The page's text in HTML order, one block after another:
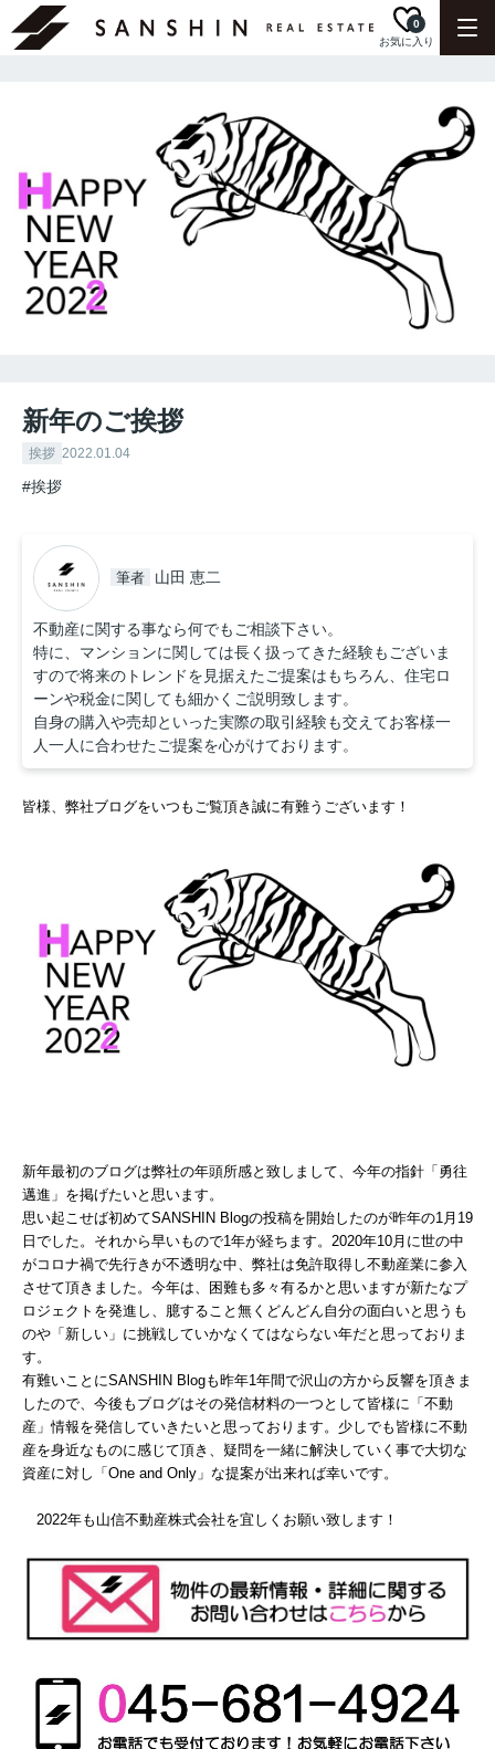
お気に入り
0
新年のご挨拶
挨拶 2022.01.04
#挨拶
筆者 山田 恵二
不動産に関する事なら何でもご相談下さい。
特に、マンションに関しては長く扱ってきた経験もございま
すので将来のトレンドを見据えたご提案はもちろん、住宅ロ
ーンや税金に関しても細かくご説明致します。
自身の購入や売却といった実際の取引経験も交えてお客様一
人一人に合わせたご提案を心がけております。
皆様、弊社ブログをいつもご覧頂き誠に有難うございます！
新年最初のブログは弊社の年頭所感と致しまして、今年の指針「勇往
邁進」を掲げたいと思います。
思い起こせば初めてSANSHIN Blogの投稿を開始したのが昨年の1月19
日でした。それから早いもので1年が経ちます。2020年10月に世の中
がコロナ禍で先行きが不透明な中、弊社は免許取得し不動産業に参入
させて頂きました。今年は、困難も多々有るかと思いますが新たなプ
ロジェクトを発進し、臆すること無くどんどん自分の面白いと思うも
のや「新しい」に挑戦していかなくてはならない年だと思っておりま
す。
有難いことにSANSHIN Blogも昨年1年間で沢山の方から反響を頂きま
したので、今後もブログはその発信材料の一つとして皆様に「不動
産」情報を発信していきたいと思っております。少しでも皆様に不動
産を身近なものに感じて頂き、疑問を一緒に解決していく事で大切な
資産に対し「One and Only」な提案が出来れば幸いです。
2022年も山信不動産株式会社を宜しくお願い致します！